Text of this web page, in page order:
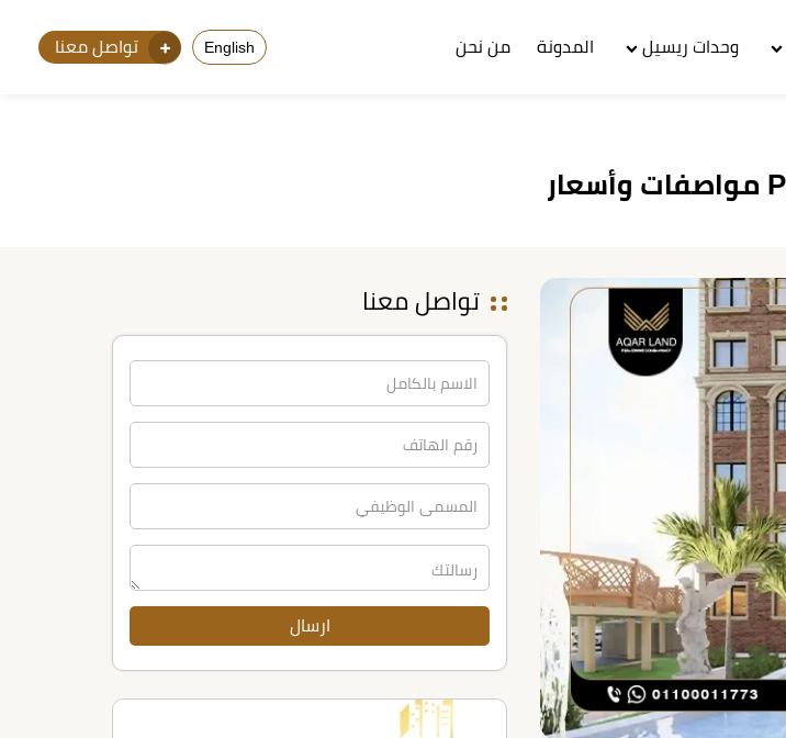
وحدات ريسيل المدونة من نحن English تواصل معنا
تواصل معنا